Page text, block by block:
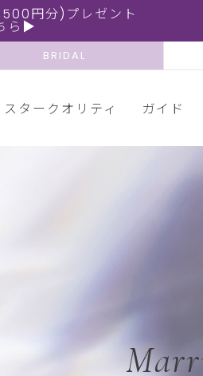
円分)プレゼント
ら▶
BRIDAL
スタークオリティ ガイド